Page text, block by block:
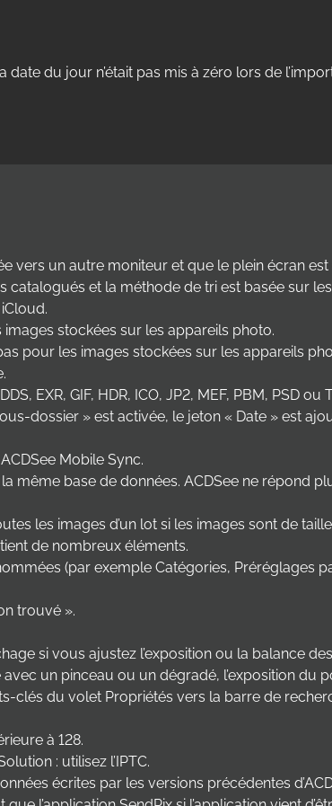
du jour n’était pas mis à zéro lors de
vers un autre moniteur et que le plein écran est
catalogués et la méthode de tri est basée sur
stockées sur les appareils photo.
pour les images stockées sur les appareils
EXR, GIF, HDR, ICO, JP2, MEF, PBM, PSD ou
dossier » est activée, le jeton « Date » est
Mobile Sync.
même base de données. ACDSee ne répond
les images d’un lot si les images sont de
de nombreux éléments.
(par exemple Catégories, Préréglages
trouvé ».
si vous ajustez l’exposition ou la balance
un pinceau ou un dégradé, l’exposition du
clés du volet Propriétés vers la barre de
à 128.
: utilisez l’IPTC.
écrites par les versions précédentes